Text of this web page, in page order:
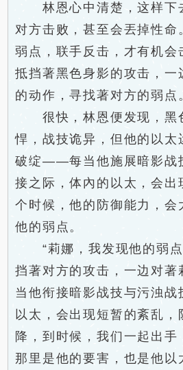
林恩心中清楚，这样下
对方击败，甚至会丟掉性命
弱点，联手反击，才有机会
抵挡著黑色身影的攻击，一
的动作，寻找著对方的弱点
很快，林恩便发现，黑
悍，战技诡异，但他的以太
破绽——每当他施展暗影战
接之际，体內的以太，会出
个时候，他的防御能力，会
他的弱点。
“莉娜，我发现他的弱点
挡著对方的攻击，一边对著
当他衔接暗影战技与污浊战
以太，会出现短暂的紊乱，
降，到时候，我们一起出手
那里是他的要害，也是他以